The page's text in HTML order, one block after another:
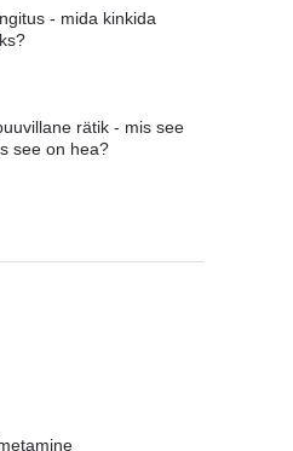
- mida kinkida
rätik - mis see
see on hea?